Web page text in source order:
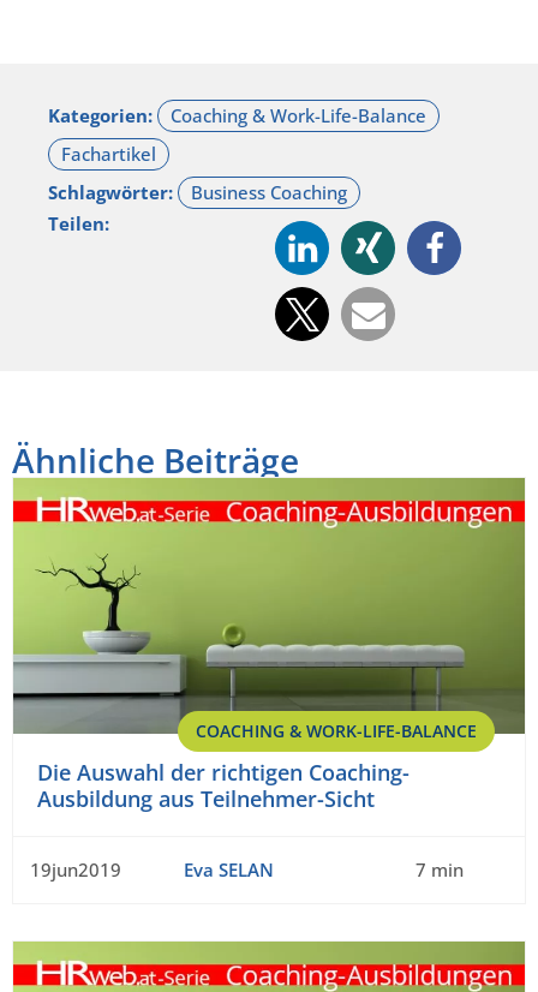
Kategorien:
Schlagwörter:
Teilen:
Ähnliche Beiträge
COACHING & WORK-LIFE-BALANCE
Die Auswahl der richtigen Coaching-
Ausbildung aus Teilnehmer-Sicht
19jun2019 Eva SELAN 7 min